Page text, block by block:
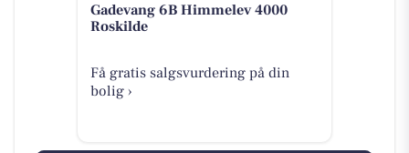
Gadevang 6B Himmelev 4000
Roskilde
Få gratis salgsvurdering på din
bolig ›